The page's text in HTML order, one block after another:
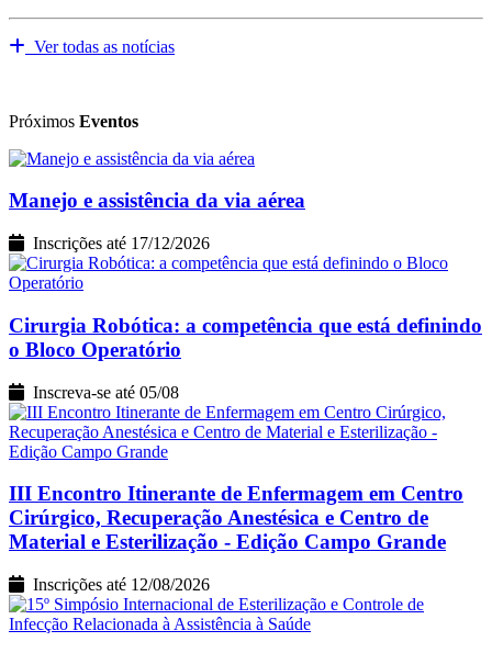
Ver todas as notícias
Próximos Eventos
Manejo e assistência da via aérea
Inscrições até 17/12/2026
Cirurgia Robótica: a competência que está definindo
o Bloco Operatório
Inscreva-se até 05/08
III Encontro Itinerante de Enfermagem em Centro
Cirúrgico, Recuperação Anestésica e Centro de
Material e Esterilização - Edição Campo Grande
Inscrições até 12/08/2026